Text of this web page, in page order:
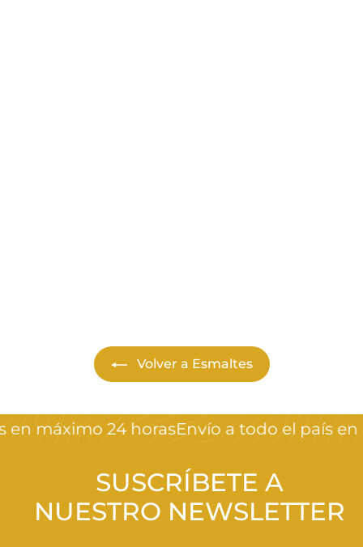
Volver a Esmaltes
máximo 24 horasEnvío a todo el país en
SUSCRÍBETE A
NUESTRO NEWSLETTER